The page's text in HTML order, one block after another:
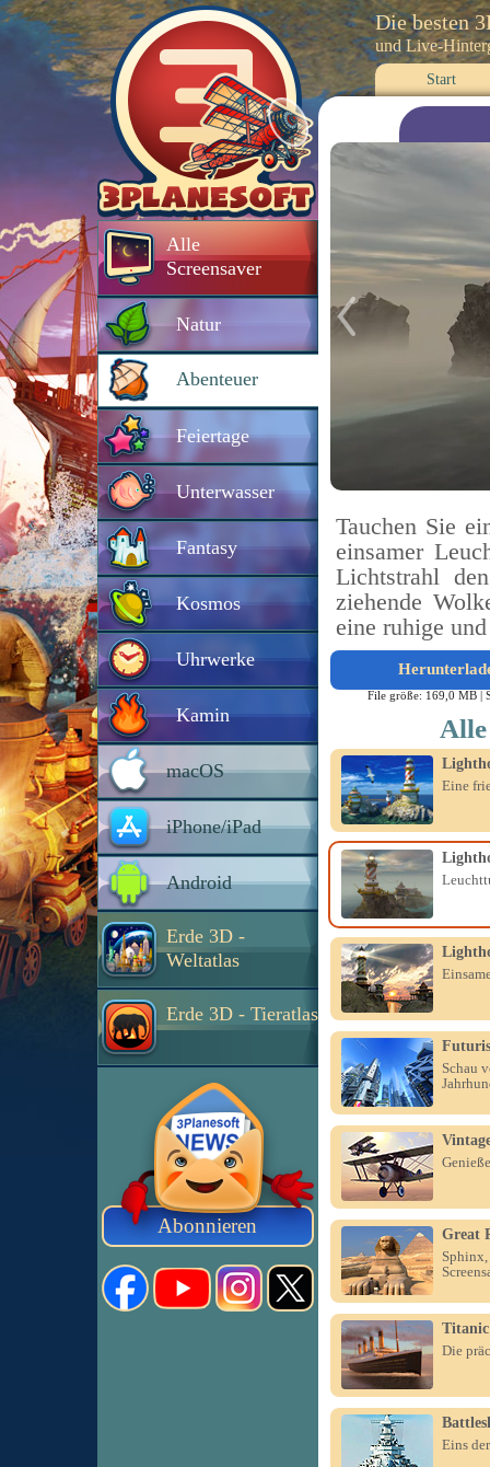
Alle
Screensaver
Natur
Abenteuer
Feiertage
Unterwasser
Fantasy
Kosmos
Uhrwerke
Kamin
macOS
iPhone/iPad
Android
Erde 3D -
Weltatlas
Erde 3D - Tieratlas
Abonnieren
Die besten
und Live-
Start
Tauchen Sie
einsamer
Lichtstrahl
ziehende
eine ruhige
File größe: 169,0 MB |
Eine
Schau
Great
Titanic
Die
Eins